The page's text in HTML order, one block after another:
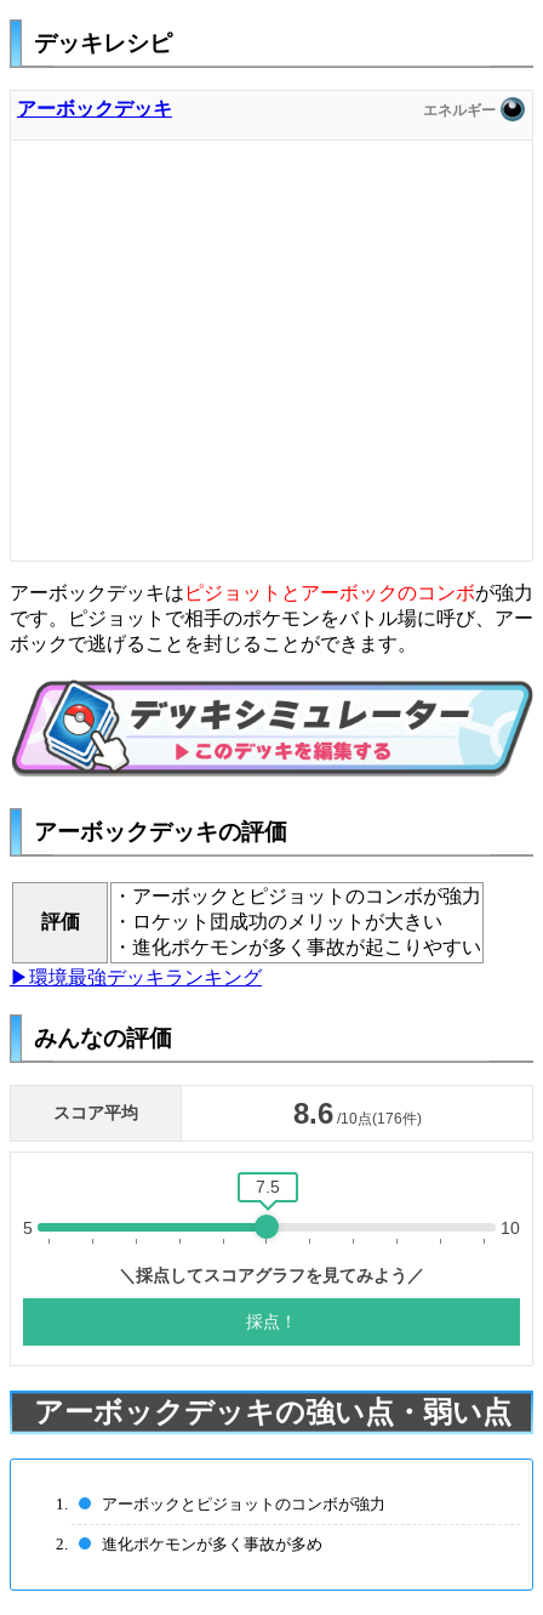
デッキレシピ
アーボックデッキ
アーボックデッキは ピジョットとアーボックのコンボが強力
です。ピジョットで相手のポケモンをバトル場に呼び、アー
ボックで逃げることを封じることができます。
アーボックデッキの評価
評価
・アーボックとピジョットのコンボが強力
・ロケット団成功のメリットが大きい
・進化ポケモンが多く事故が起こりやすい
▶環境最強デッキランキング
みんなの評価
アーボックデッキの強い点・弱い点
アーボックとピジョットのコンボが強力
進化ポケモンが多く事故が多め